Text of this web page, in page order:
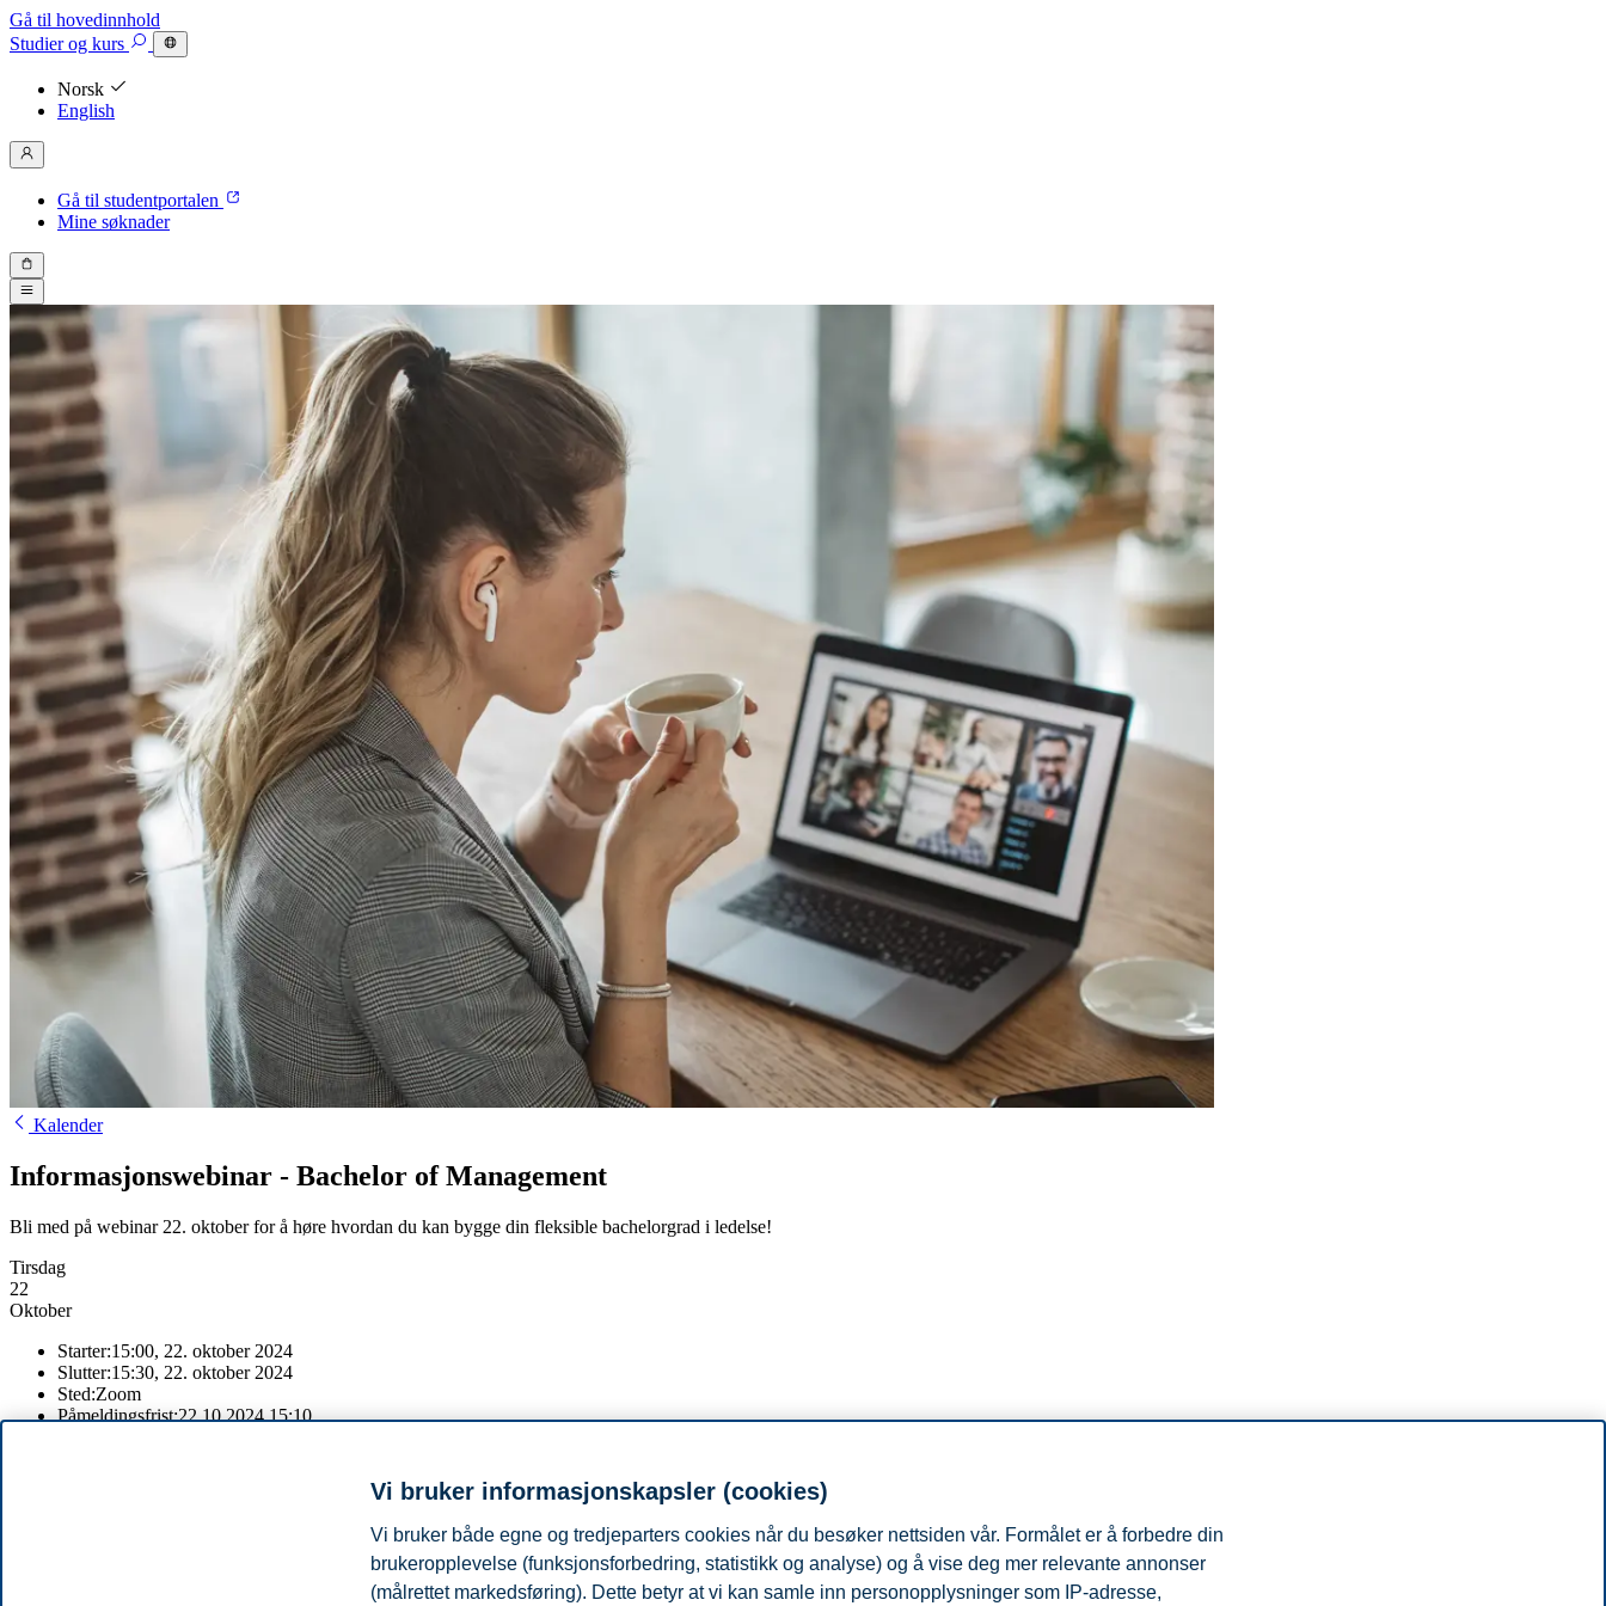
Gå til hovedinnhold
Studierog kurs
Norsk
English
Gå til studentportalen
Mine søknader
Kalender
Informasjonswebinar - Bachelor of Management
Bli med på webinar 22. oktober for å høre hvordan du kan bygge din fleksible bachelorgrad i ledelse!
Tirsdag
22
Oktober
Starter:15:00, 22. oktober 2024
Slutter:15:30, 22. oktober 2024
Sted:Zoom
Påmeldingsfrist:22.10.2024 15:10
er en fleksibel bachelorgrad i ledelse, og graden er tilpasset voksne studenter i jobb. I dette webinaret forteller vi hvordan du kan gå frem for å bygge en slik grad.
Hvordan bygger du en Bachelor of Management?
Vi bruker informasjonskapsler (cookies)
Vi bruker både egne og tredjeparters cookies når du besøker nettsiden vår. Formålet er å forbedre din
brukeropplevelse (funksjonsforbedring, statistikk og analyse) og å vise deg mer relevante annonser
(målrettet markedsføring). Dette betyr at vi kan samle inn personopplysninger som IP-adresse,